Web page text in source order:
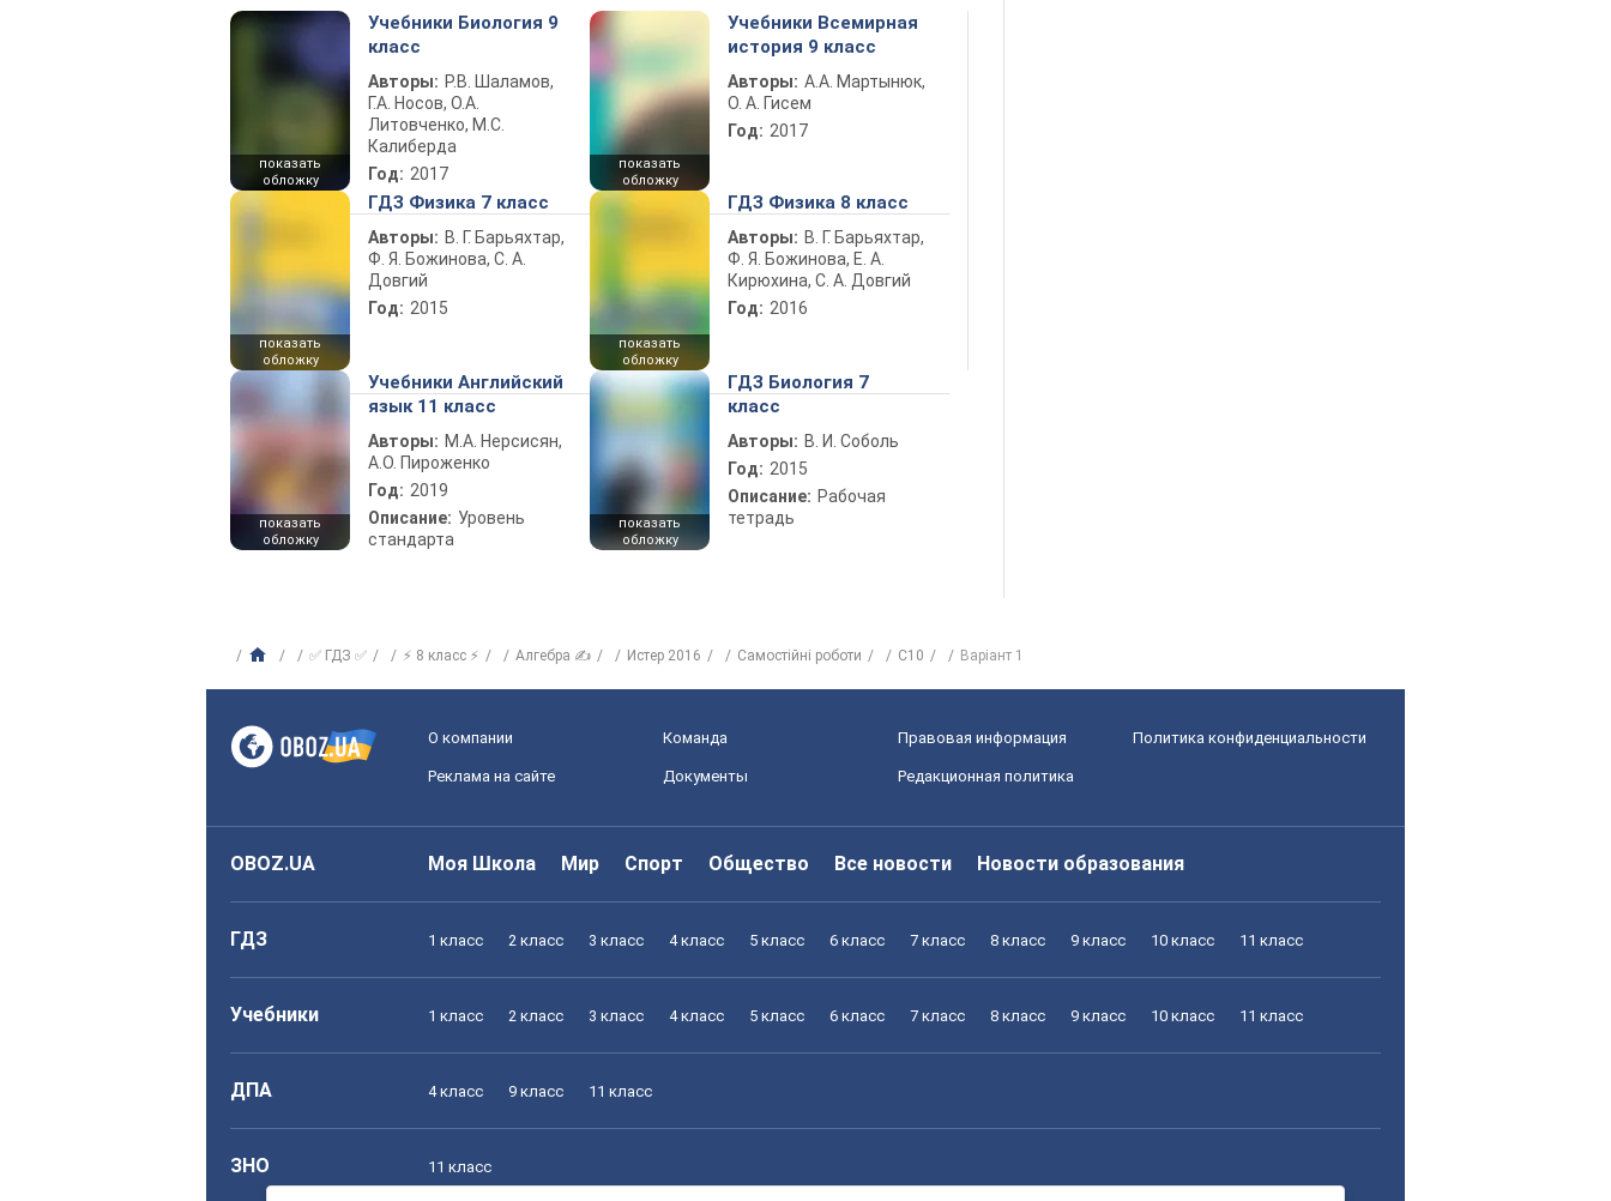
показать
обложку
Учебники Биология 9
класс
Авторы: Р.В. Шаламов,
Г.А. Носов, О.А.
Литовченко, М.С.
Калиберда
Год: 2017
показать
обложку
Учебники Всемирная
история 9 класс
Авторы: А.А. Мартынюк,
О. А. Гисем
Год: 2017
показать
обложку
ГДЗ Физика 7 класс
Авторы: В. Г. Барьяхтар,
Ф. Я. Божинова, С. А.
Довгий
Год: 2015
показать
обложку
ГДЗ Физика 8 класс
Авторы: В. Г. Барьяхтар,
Ф. Я. Божинова, Е. А.
Кирюхина, С. А. Довгий
Год: 2016
показать
обложку
Учебники Английский
язык 11 класс
Авторы: М.А. Нерсисян,
А.О. Пироженко
Год: 2019
Описание: Уровень
стандарта
показать
обложку
ГДЗ Биология 7
класс
Авторы: В. И. Соболь
Год: 2015
Описание: Рабочая
тетрадь
✅ ГДЗ ✅ ⚡ 8 класс ⚡ Алгебра ✍ Истер 2016 Самостійні роботи С10 Варіант 1
О компании Команда Правовая информация Политика конфиденциальности
Реклама на сайте Документы Редакционная политика
OBOZ.UA Моя Школа Мир Спорт Общество Все новости Новости образования
ГДЗ 1 класс 2 класс 3 класс 4 класс 5 класс 6 класс 7 класс 8 класс 9 класс 10 класс 11 класс
Учебники 1 класс 2 класс 3 класс 4 класс 5 класс 6 класс 7 класс 8 класс 9 класс 10 класс 11 класс
ДПА 4 класс 9 класс 11 класс
ЗНО 11 класс